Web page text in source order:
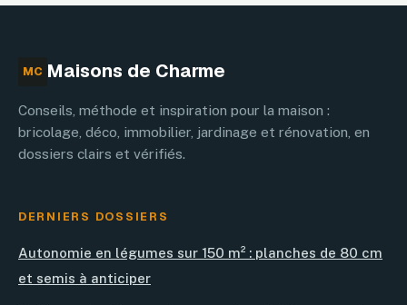
sans pourriture
MC Maisons de Charme
Conseils, méthode et inspiration pour la maison :
bricolage, déco, immobilier, jardinage et rénovation, en
dossiers clairs et vérifiés.
DERNIERS DOSSIERS
Autonomie en légumes sur 150 m² : planches de 80 cm
et semis à anticiper